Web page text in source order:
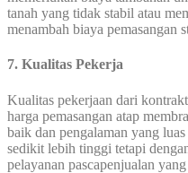
tanah yang tidak stabil atau
menambah biaya pemasangan
7. Kualitas Pekerja
Kualitas pekerjaan dari
harga pemasangan atap
baik dan pengalaman yang
sedikit lebih tinggi tetapi
pelayanan pascapenjualan